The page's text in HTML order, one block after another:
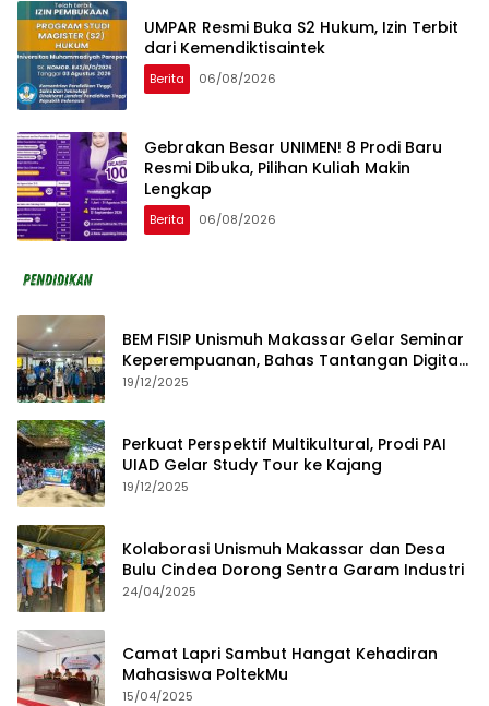
UMPAR Resmi Buka S2 Hukum, Izin Terbit
dari Kemendiktisaintek
Berita 06/08/2026
Gebrakan Besar UNIMEN! 8 Prodi Baru
Resmi Dibuka, Pilihan Kuliah Makin
Lengkap
Berita 06/08/2026
BEM FISIP Unismuh Makassar Gelar Seminar
Keperempuanan, Bahas Tantangan Digital
dan Budaya Lokal
19/12/2025
Perkuat Perspektif Multikultural, Prodi PAI
UIAD Gelar Study Tour ke Kajang
19/12/2025
Kolaborasi Unismuh Makassar dan Desa
Bulu Cindea Dorong Sentra Garam Industri
24/04/2025
Camat Lapri Sambut Hangat Kehadiran
Mahasiswa PoltekMu
15/04/2025